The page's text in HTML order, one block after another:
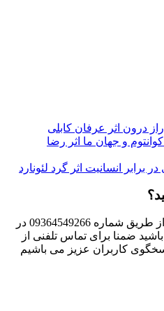
درون اثر عرفان کابلی
و جهان ما اثر رضا
برابر انسانیت اثر گرد لئونارد
شما برای ارتباط با ما می توانید از طریق شماره 09364549266 در
ضمنا برای تماس تلفنی از